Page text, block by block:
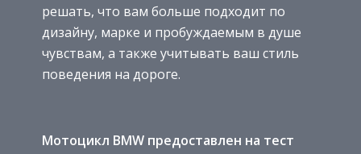
решать, что вам больше подходит по
дизайну, марке и пробуждаемым в душе
чувствам, а также учитывать ваш стиль
поведения на дороге.
Мотоцикл BMW предоставлен на тест